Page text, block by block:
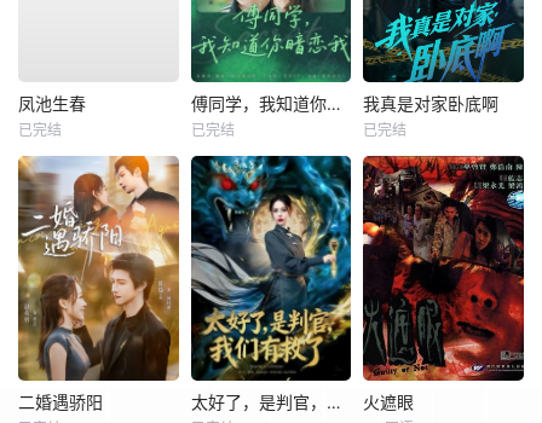
凤池生春
已完结
傅同学，我知道你暗恋我
已完结
我真是对家卧底啊
已完结
二婚遇骄阳 太好了，是判官，我们有救了 火遮眼